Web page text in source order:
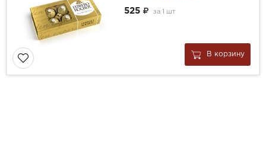
525 за 1 шт
В корзину